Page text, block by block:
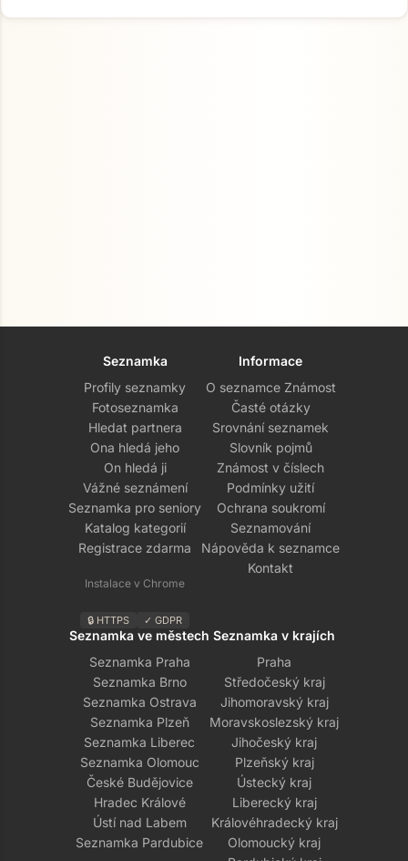
Seznamka
Profily seznamky
Fotoseznamka
Hledat partnera
Ona hledá jeho
On hledá ji
Vážné seznámení
Seznamka pro seniory
Katalog kategorií
Registrace zdarma
Instalace v Chrome
🔒 HTTPS ✓ GDPR
Informace
O seznamce Známost
Časté otázky
Srovnání seznamek
Slovník pojmů
Známost v číslech
Podmínky užití
Ochrana soukromí
Seznamování
Nápověda k seznamce
Kontakt
Seznamka ve městech
Seznamka Praha
Seznamka Brno
Seznamka Ostrava
Seznamka Plzeň
Seznamka Liberec
Seznamka Olomouc
České Budějovice
Hradec Králové
Ústí nad Labem
Seznamka Pardubice
Seznamka v krajích
Praha
Středočeský kraj
Jihomoravský kraj
Moravskoslezský kraj
Jihočeský kraj
Plzeňský kraj
Ústecký kraj
Liberecký kraj
Královéhradecký kraj
Olomoucký kraj